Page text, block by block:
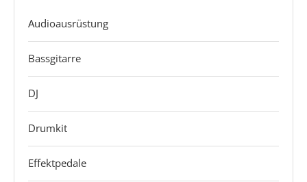
Audioausrüstung
Bassgitarre
DJ
Drumkit
Effektpedale